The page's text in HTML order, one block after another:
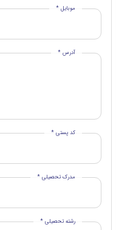
موبایل *
آدرس *
کد پستی *
مدرک تحصیلی *
رشته تحصیلی *